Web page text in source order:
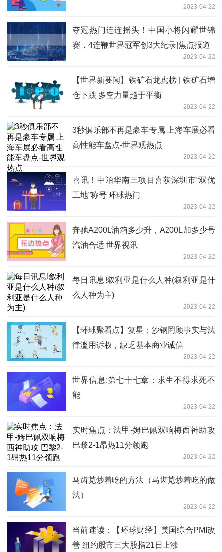
2023-04-22
夺冠热门连连摇头！中国小将闪耀世锦
赛，4连鞭世界冠军创3大纪录|焦点报道
2023-04-22
【世界新要闻】铁矿石龙虎榜 | 铁矿石增
仓下跌 多空力量趋于平衡
2023-04-22
3秒俱乐部不再是豪车专属 上海车展必看
高性能车盘点-世界观热点
2023-04-22
喜讯！中冶华南三项目喜获深圳市“双优
工地”称号 环球热门
2023-04-22
奔驰A200L油箱多少升，A200L加多少号
汽油合适 世界视讯
2023-04-22
每日讯息!叙利亚是什么人种(叙利亚是什
么人种为主)
2023-04-22
【环球聚看点】复星：沙钢罔顾事实与法
律滥用诉权，缺乏基本商业诚信
2023-04-22
世界信息:第七十七章：求生不得求死不
能
2023-04-22
实时焦点：法甲-姆巴佩双响梅西神助攻
巴黎2-1昂热11分领跑
2023-04-22
马齿苋炒着吃的方法（马齿苋炒着吃的做
法）
2023-04-22
当前速读：【环球财经】美国综合PMI改
善 纽约股市三大股指21日上涨